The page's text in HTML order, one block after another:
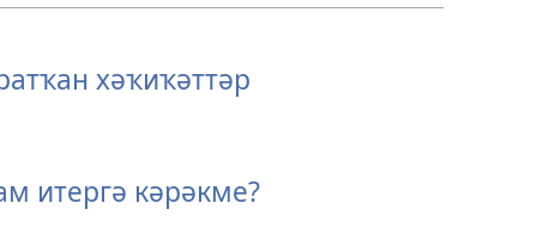
хәҡиҡәттәр
итергә кәрәкме?